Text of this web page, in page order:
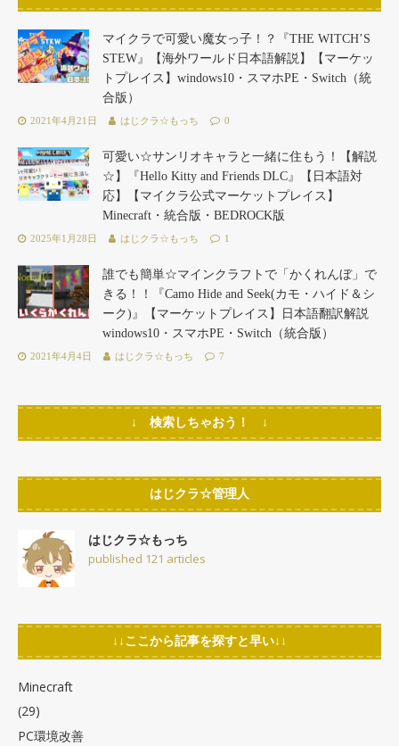
マイクラで可愛い魔女っ子！？『THE WITCH’S
STEW』【海外ワールド日本語解説】【マーケッ
トプレイス】windows10・スマホPE・Switch（統
合版）
2021年4月21日 はじクラ☆もっち 0
可愛い☆サンリオキャラと一緒に住もう！【解説
☆】『Hello Kitty and Friends DLC』【日本語対
応】【マイクラ公式マーケットプレイス】
Minecraft・統合版・BEDROCK版
2025年1月28日 はじクラ☆もっち 1
誰でも簡単☆マインクラフトで「かくれんぼ」で
きる！！『Camo Hide and Seek(カモ・ハイド＆シ
ーク)』【マーケットプレイス】日本語翻訳解説
windows10・スマホPE・Switch（統合版）
2021年4月4日 はじクラ☆もっち 7
↓ 検索しちゃおう！ ↓
はじクラ☆管理人
はじクラ☆もっち
published 121 articles
↓↓ここから記事を探すと早い↓↓
Minecraft
(29)
PC環境改善